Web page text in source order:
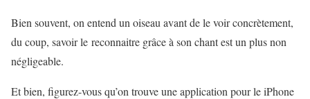
Bien souvent, on entend un oiseau avant de le voir concrètement,
du coup, savoir le reconnaitre grâce à son chant est un plus non
négligeable.
Et bien, figurez-vous qu’on trouve une application pour le iPhone